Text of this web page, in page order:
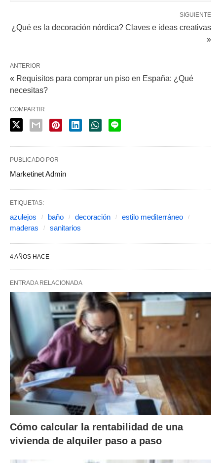
SIGUIENTE
¿Qué es la decoración nórdica? Claves e ideas creativas
»
ANTERIOR
« Requisitos para comprar un piso en España: ¿Qué
necesitas?
COMPARTIR
PUBLICADO POR
Marketinet Admin
ETIQUETAS:
azulejos baño decoración
estilo mediterráneo
maderas
sanitarios
4 AÑOS HACE
ENTRADA RELACIONADA
Cómo calcular la rentabilidad de una
vivienda de alquiler paso a paso